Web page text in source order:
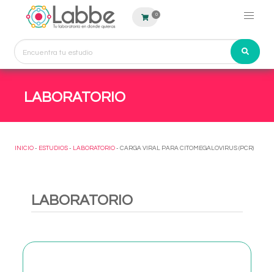
0
LABORATORIO
INICIO - ESTUDIOS - LABORATORIO - CARGA VIRAL PARA CITOMEGALOVIRUS (PCR)
LABORATORIO